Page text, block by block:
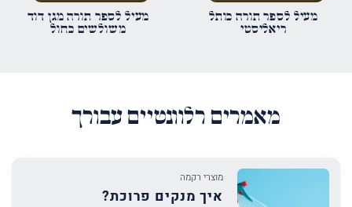
מעיל לספר תורה כותל
ריאליסטי
מעיל לספר תורה מגן דוד
משולשים כחול
מאמרים רלוונטיים עבורך
מוצרי רקמה
איך מנקים פרוכת?